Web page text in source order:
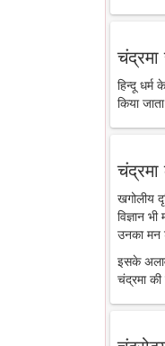
हिन्दू
किया
खगोलीय
विज्ञान
उनका मन
इसके
चंद्रमा